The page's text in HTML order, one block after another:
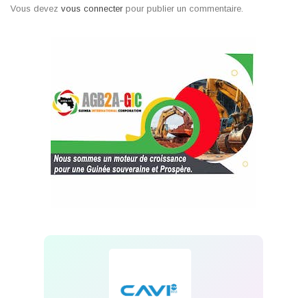
Vous devez vous connecter pour publier un commentaire.